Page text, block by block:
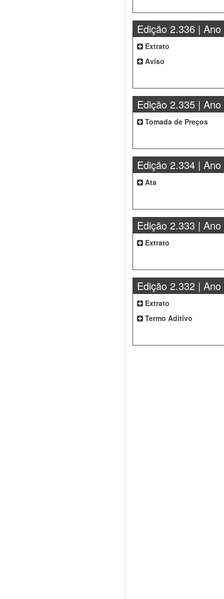
Edição 2.336 | Ano
Extrato
Aviso
Edição 2.335 | Ano
Tomada de Preços
Edição 2.334 | Ano
Ata
Edição 2.333 | Ano
Extrato
Edição 2.332 | Ano
Extrato
Termo Aditivo